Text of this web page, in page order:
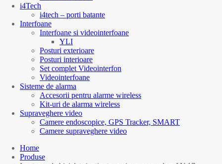
i4Tech
i4tech – porti batante
Interfoane
Interfoane si videointerfoane
YLI
Posturi exterioare
Posturi interioare
Set complet Videointerfon
Videointerfoane
Sisteme de alarma
Accesorii pentru alarme wireless
Kit-uri de alarma wireless
Supraveghere video
Camere endoscopice, GPS Tracker, SMART
Camere supraveghere video
Home
Produse